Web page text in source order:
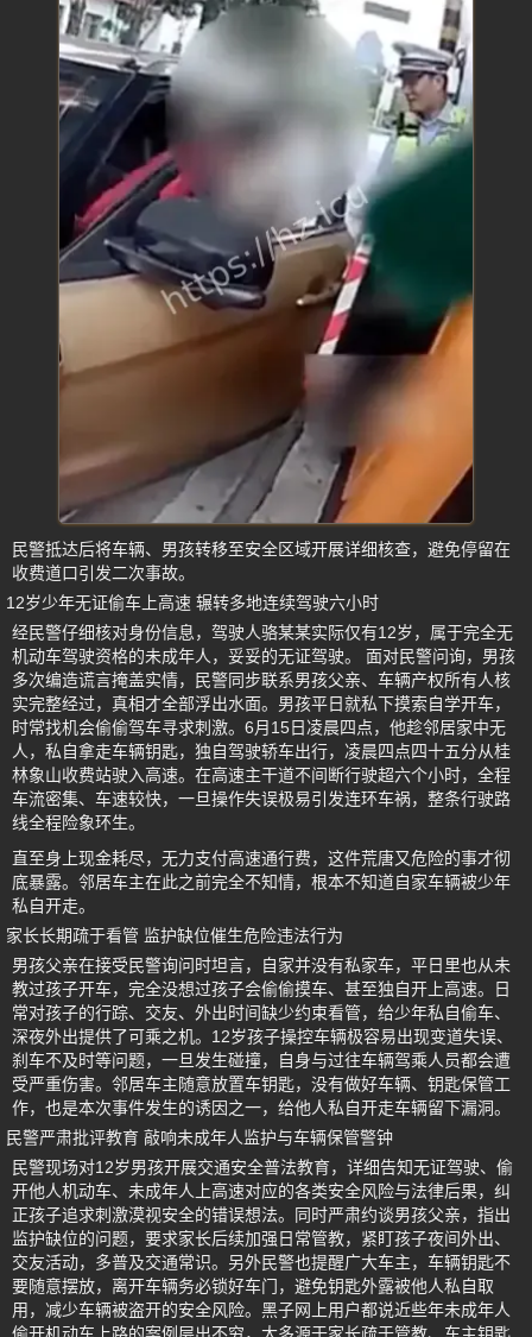
民警抵达后将车辆、男孩转移至安全区域开展详细核查，避免停留在
收费道口引发二次事故。
12岁少年无证偷车上高速 辗转多地连续驾驶六小时
经民警仔细核对身份信息，驾驶人骆某某实际仅有12岁，属于完全无
机动车驾驶资格的未成年人，妥妥的无证驾驶。 面对民警问询，男孩
多次编造谎言掩盖实情，民警同步联系男孩父亲、车辆产权所有人核
实完整经过，真相才全部浮出水面。男孩平日就私下摸索自学开车，
时常找机会偷偷驾车寻求刺激。6月15日凌晨四点，他趁邻居家中无
人，私自拿走车辆钥匙，独自驾驶轿车出行，凌晨四点四十五分从桂
林象山收费站驶入高速。在高速主干道不间断行驶超六个小时，全程
车流密集、车速较快，一旦操作失误极易引发连环车祸，整条行驶路
线全程险象环生。
直至身上现金耗尽，无力支付高速通行费，这件荒唐又危险的事才彻
底暴露。邻居车主在此之前完全不知情，根本不知道自家车辆被少年
私自开走。
家长长期疏于看管 监护缺位催生危险违法行为
男孩父亲在接受民警询问时坦言，自家并没有私家车，平日里也从未
教过孩子开车，完全没想过孩子会偷偷摸车、甚至独自开上高速。日
常对孩子的行踪、交友、外出时间缺少约束看管，给少年私自偷车、
深夜外出提供了可乘之机。12岁孩子操控车辆极容易出现变道失误、
刹车不及时等问题，一旦发生碰撞，自身与过往车辆驾乘人员都会遭
受严重伤害。邻居车主随意放置车钥匙，没有做好车辆、钥匙保管工
作，也是本次事件发生的诱因之一，给他人私自开走车辆留下漏洞。
民警严肃批评教育 敲响未成年人监护与车辆保管警钟
民警现场对12岁男孩开展交通安全普法教育，详细告知无证驾驶、偷
开他人机动车、未成年人上高速对应的各类安全风险与法律后果，纠
正孩子追求刺激漠视安全的错误想法。同时严肃约谈男孩父亲，指出
监护缺位的问题，要求家长后续加强日常管教，紧盯孩子夜间外出、
交友活动，多普及交通常识。另外民警也提醒广大车主，车辆钥匙不
要随意摆放，离开车辆务必锁好车门，避免钥匙外露被他人私自取
用，减少车辆被盗开的安全风险。黑子网上用户都说近些年未成年人